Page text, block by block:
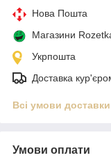
Нова Пошта
Магазини
Укрпошта
Доставка
Всі умови доставки
Умови оплати